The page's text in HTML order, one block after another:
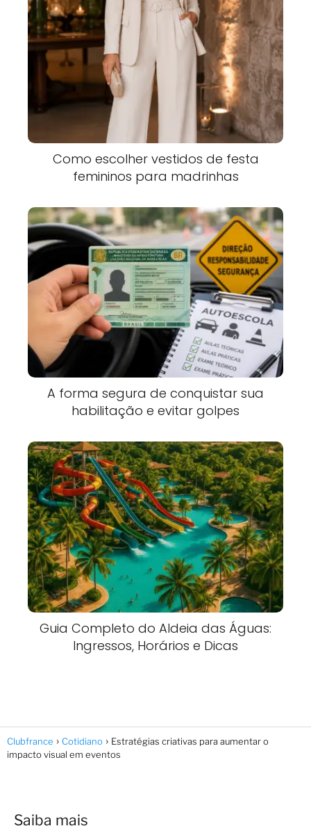
Como escolher vestidos de festa
femininos para madrinhas
A forma segura de conquistar sua
habilitação e evitar golpes
Guia Completo do Aldeia das Águas:
Ingressos, Horários e Dicas
Clubfrance Cotidiano
Estratégias criativas para aumentar o
impacto visual em eventos
Saiba mais